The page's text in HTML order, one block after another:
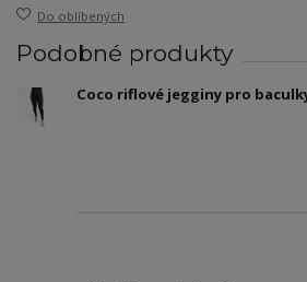
Do oblíbených
Podobné produkty
Coco riflové jegginy pro